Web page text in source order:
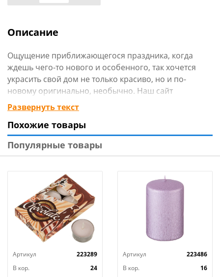
Описание
Ощущение приближающегося праздника, когда
ждешь чего-то нового и особенного, так хочется
украсить свой дом не только красиво, но и по-
новому оригинально, необычно. Наш сайт
www.rcvostok.ru может предложить огромный
выбор украшений для организации праздников:
небесные фонари и летящие желания,
банты, различные медали, фигуры, шары и
растяжки, а также свечи в торт по самым низким
нужно именно Вам.
Развернуть текст
Похожие товары
Популярные товары
Артикул
223289
В кор.
24
Артикул
223486
В кор.
16